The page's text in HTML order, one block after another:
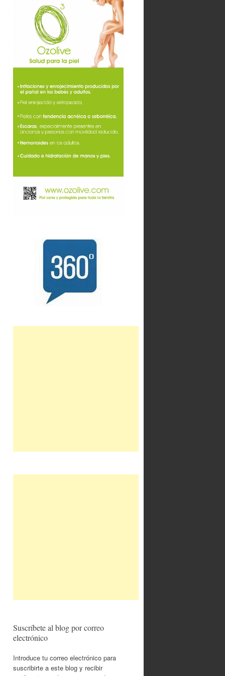
Suscríbete al blog por correo
electrónico
Introduce tu correo electrónico para
suscribirte a este blog y recibir